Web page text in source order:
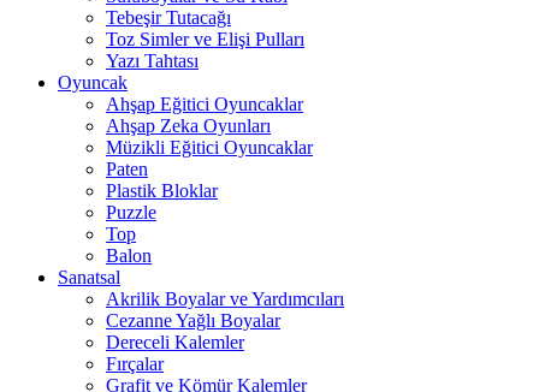
Tebeşir Tutacağı
Toz Simler ve Elişi Pulları
Yazı Tahtası
Oyuncak
Ahşap Eğitici Oyuncaklar
Ahşap Zeka Oyunları
Müzikli Eğitici Oyuncaklar
Paten
Plastik Bloklar
Puzzle
Top
Balon
Sanatsal
Akrilik Boyalar ve Yardımcıları
Cezanne Yağlı Boyalar
Dereceli Kalemler
Fırçalar
Grafit ve Kömür Kalemler